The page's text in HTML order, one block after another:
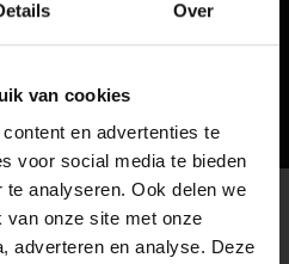
Over
van cookies
en advertenties te
voor social media te bieden
analyseren. Ook delen we
van onze site met onze
adverteren en analyse. Deze